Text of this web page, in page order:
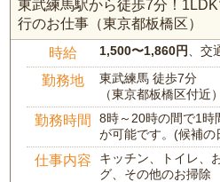
東武練馬駅から徒歩7分！
行のお仕事（東京都板橋区）
時給 1,500〜1,860円 、
勤務地
東武練馬 徒歩7分
（東京都板橋区付近）
勤務時間
8時～20時の間で1時
が可能です。(候補の
仕事内容
キッチン、トイレ、
グ、その他のお掃除